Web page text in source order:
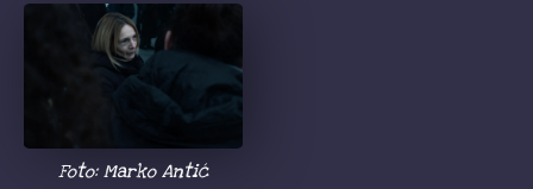
Foto: Marko Antić